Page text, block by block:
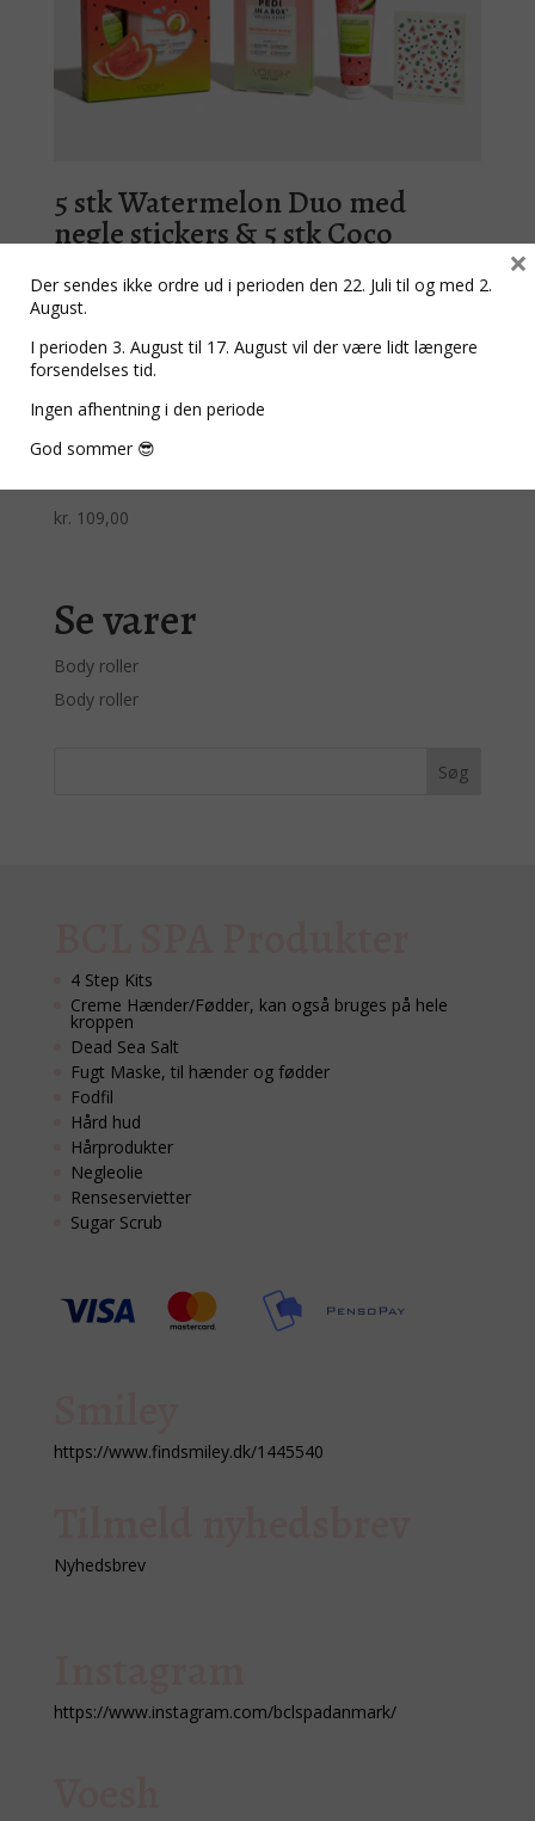
5 stk Watermelon Duo med
negle stickers & 5 stk Coco
kr.981,00
oprindelige
pris
kr. 981,00.kr. 872,00.
Coco Colada Duo med negle
kr. 109,00
Se varer
Body roller
Body roller
4 Step Kits
Creme Hænder/Fødder, kan også bruges på hele
kroppen
Dead Sea Salt
Fugt Maske, til hænder og fødder
Fodfil
Hård hud
Hårprodukter
Negleolie
Renseservietter
Sugar Scrub
https://www.findsmiley.dk/1445540
Nyhedsbrev
https://www.instagram.com/bclspadanmark/
Der sendes ikke ordre ud i perioden den 22. Juli til og med 2.
August.
I perioden 3. August til 17. August vil der være lidt længere
forsendelses tid.
Ingen afhentning i den periode
God sommer 😎
×